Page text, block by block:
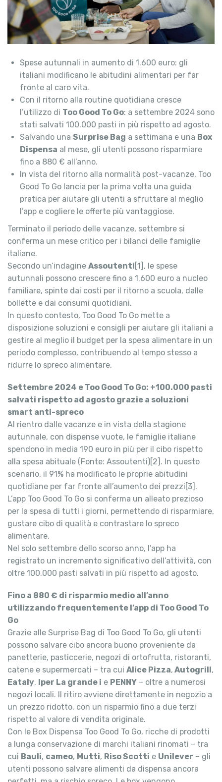
Spese autunnali in aumento di 1.600 euro: gli
italiani modificano le abitudini alimentari per far
fronte al caro vita.
Con il ritorno alla routine quotidiana cresce
l’utilizzo di Too Good To Go: a settembre 2024 sono
stati salvati 100.000 pasti in più rispetto ad agosto.
Salvando una Surprise Bag a settimana e una Box
Dispensa al mese, gli utenti possono risparmiare
fino a 880 € all’anno.
In vista del ritorno alla normalità post-vacanze, Too
Good To Go lancia per la prima volta una guida
pratica per aiutare gli utenti a sfruttare al meglio
l’app e cogliere le offerte più vantaggiose.
Terminato il periodo delle vacanze, settembre si
conferma un mese critico per i bilanci delle famiglie
italiane.
Secondo un’indagine Assoutenti [1], le spese
autunnali possono crescere fino a 1.600 euro a nucleo
familiare, spinte dai costi per il ritorno a scuola, dalle
bollette e dai consumi quotidiani.
In questo contesto, Too Good To Go mette a
disposizione soluzioni e consigli per aiutare gli italiani a
gestire al meglio il budget per la spesa alimentare in un
periodo complesso, contribuendo al tempo stesso a
ridurre lo spreco alimentare.
Settembre 2024 e Too Good To Go: +100.000 pasti
salvati rispetto ad agosto grazie a soluzioni
smart anti-spreco
Al rientro dalle vacanze e in vista della stagione
autunnale, con dispense vuote, le famiglie italiane
spendono in media 190 euro in più per il cibo rispetto
alla spesa abituale (Fonte: Assoutenti)[2]. In questo
scenario, il 91% ha modificato le proprie abitudini
quotidiane per far fronte all’aumento dei prezzi[3].
L’app Too Good To Go si conferma un alleato prezioso
per la spesa di tutti i giorni, permettendo di risparmiare,
gustare cibo di qualità e contrastare lo spreco
alimentare.
Nel solo settembre dello scorso anno, l’app ha
registrato un incremento significativo dell’attività, con
oltre 100.000 pasti salvati in più rispetto ad agosto.
Fino a 880 € di risparmio medio all’anno
utilizzando frequentemente l’app di Too Good To
Go
Grazie alle Surprise Bag di Too Good To Go, gli utenti
possono salvare cibo ancora buono proveniente da
panetterie, pasticcerie, negozi di ortofrutta, ristoranti,
catene e supermercati – tra cui Alice Pizza, Autogrill,
Eataly, Iper La grande i e PENNY – oltre a numerosi
negozi locali. Il ritiro avviene direttamente in negozio a
un prezzo ridotto, con un risparmio fino a due terzi
rispetto al valore di vendita originale.
Con le Box Dispensa Too Good To Go, ricche di prodotti
a lunga conservazione di marchi italiani rinomati – tra
cui Bauli, cameo, Mutti, Riso Scotti e Unilever – gli
utenti possono salvare alimenti da dispensa ancora